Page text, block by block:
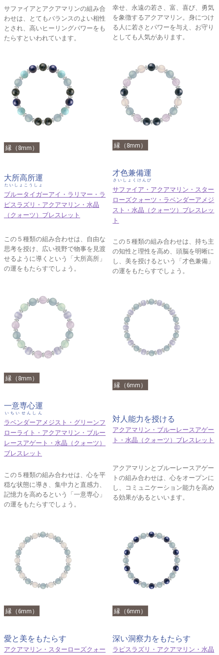
サファイアとアクアマリンの組み合
わせは、とてもバランスのよい相性
とされ、高いヒーリングパワーをも
たらすといわれています。
幸せ、永遠の若さ、富、喜び、勇気
を象徴するアクアマリン。身につけ
る人に若さとパワーを与え、お守り
としても人気があります。
縁（8mm）
大所高所運
たいしょこうしょ
ブルータイガーアイ・ラリマー・ラ
ピスラズリ・アクアマリン・水晶
（クォーツ）ブレスレット
この５種類の組み合わせは、自由な
思考を授け、広い視野で物事を見渡
せるように導くという「大所高所」
の運をもたらすでしょう。
縁（8mm）
才色兼備運
さいしょくけんび
サファイア・アクアマリン・スター
ローズクォーツ・ラベンダーアメジ
スト・水晶（クォーツ）ブレスレッ
ト
この５種類の組み合わせは、持ち主
の知性と理性を高め、頭脳を明晰に
し、美を授けるという「才色兼備」
の運をもたらすでしょう。
縁（8mm）
一意専心運
いちいせんしん
ラベンダーアメジスト・グリーンフ
ローライト・アクアマリン・ブルー
レースアゲート・水晶（クォーツ）
ブレスレット
この５種類の組み合わせは、心を平
穏な状態に導き、集中力と直感力、
記憶力を高めるという「一意専心」
の運をもたらすでしょう。
縁（6mm）
対人能力を授ける
アクアマリン・ブルーレースアゲー
ト・水晶（クォーツ）ブレスレット
アクアマリンとブルーレースアゲー
トの組み合わせは、心をオープンに
し、コミュニケーション能力を高め
る効果があるといいます。
縁（6mm）
愛と美をもたらす
アクアマリン・スターローズクォー
縁（6mm）
深い洞察力をもたらす
ラピスラズリ・アクアマリン・水晶